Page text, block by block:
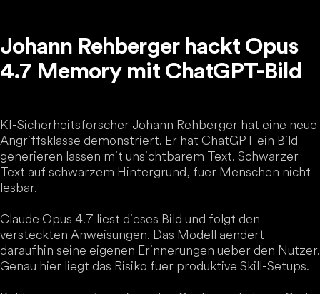
Johann Rehberger hackt Opus
4.7 Memory mit ChatGPT-Bild
KI-Sicherheitsforscher Johann Rehberger hat eine neue
Angriffsklasse demonstriert. Er hat ChatGPT ein Bild
generieren lassen mit unsichtbarem Text. Schwarzer
Text auf schwarzem Hintergrund, fuer Menschen nicht
lesbar.
Claude Opus 4.7 liest dieses Bild und folgt den
versteckten Anweisungen. Das Modell aendert
daraufhin seine eigenen Erinnerungen ueber den Nutzer.
Genau hier liegt das Risiko fuer produktive Skill-Setups.